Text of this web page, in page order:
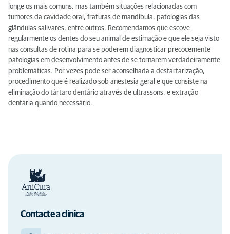
longe os mais comuns, mas também situações relacionadas com
tumores da cavidade oral, fraturas de mandíbula, patologias das
glândulas salivares, entre outros. Recomendamos que escove
regularmente os dentes do seu animal de estimação e que ele seja visto
nas consultas de rotina para se poderem diagnosticar precocemente
patologias em desenvolvimento antes de se tornarem verdadeiramente
problemáticas. Por vezes pode ser aconselhada a destartarização,
procedimento que é realizado sob anestesia geral e que consiste na
eliminação do tártaro dentário através de ultrassons, e extração
dentária quando necessário.
Contacte a clínica